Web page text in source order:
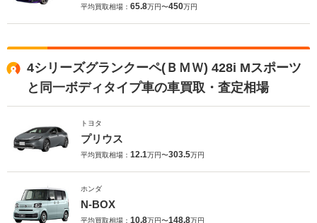
平均買取相場： 65.8万円〜450万円
4シリーズグランクーペ(ＢＭＷ) 428i Mスポーツ
と同一ボディタイプ車の車買取・査定相場
トヨタ
プリウス
平均買取相場： 12.1万円〜303.5万円
ホンダ
N-BOX
平均買取相場： 10.8万円〜148.8万円